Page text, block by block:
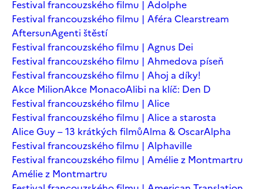
Festival francouzského filmu | Adolphe
Festival francouzského filmu | Aféra Clearstream
AftersunAgenti štěstí
Festival francouzského filmu | Agnus Dei
Festival francouzského filmu | Ahmedova píseň
Festival francouzského filmu | Ahoj a díky!
Akce MilionAkce MonacoAlibi na klíč: Den D
Festival francouzského filmu | Alice
Festival francouzského filmu | Alice a starosta
Alice Guy – 13 krátkých filmůAlma & OscarAlpha
Festival francouzského filmu | Alphaville
Festival francouzského filmu | Amélie z Montmartru
Amélie z Montmartru